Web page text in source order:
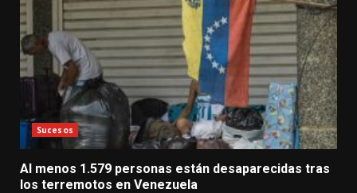
Sucesos
Al menos 1.579 personas están desaparecidas tras
los terremotos en Venezuela